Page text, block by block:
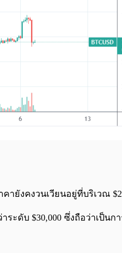
ายังคงวนเวียนอยู่ที่บริเวณ
ระดับ $30,000 ซึ่งถือว่าเป็น